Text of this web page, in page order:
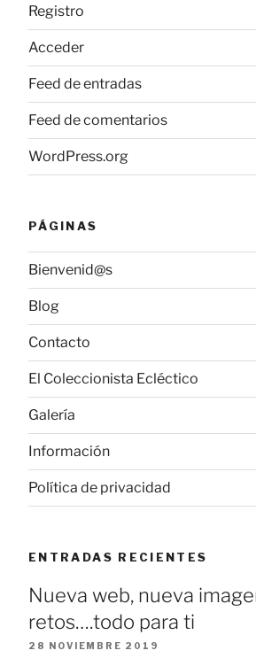
Registro
Acceder
Feed de entradas
Feed de comentarios
WordPress.org
PÁGINAS
Bienvenid@s
Blog
Contacto
El Coleccionista Ecléctico
Galería
Información
Política de privacidad
ENTRADAS RECIENTES
Nueva web, nueva
retos….todo para ti
28 NOVIEMBRE 2019